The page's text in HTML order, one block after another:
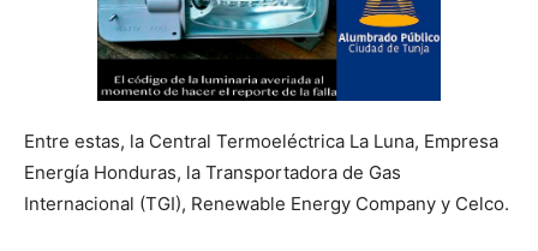
Entre estas, la Central Termoeléctrica La Luna, Empresa
Energía Honduras, la Transportadora de Gas
Internacional (TGI), Renewable Energy Company y Celco.